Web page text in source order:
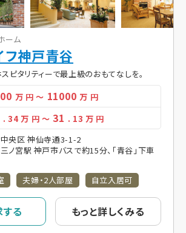
ーム
フ神戸青谷
ピタリティーで最上級のおもてなしを。
万 円～ 11000万 円
. 34万 円 ～ 31 . 13 万 円
央区 神仙寺通3-1-2
ノ宮駅 神戸市バスで約15分、「青谷」下車
夫婦・2人部屋 自立入居可
る もっと詳しくみる